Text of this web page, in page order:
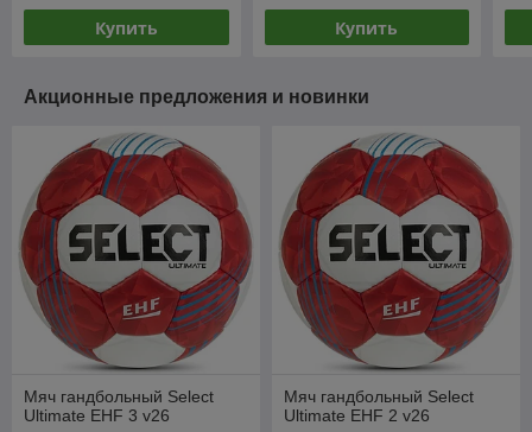
Купить Купить
Акционные предложения и новинки
Мяч гандбольный Select
Ultimate EHF 3 v26
Мяч гандбольный Select
Ultimate EHF 2 v26